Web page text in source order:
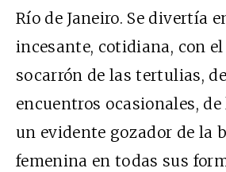
Río de Janeiro. Se divertía
incesante, cotidiana, con
socarrón de las tertulias,
encuentros ocasionales, de
un evidente gozador de la
femenina en todas sus